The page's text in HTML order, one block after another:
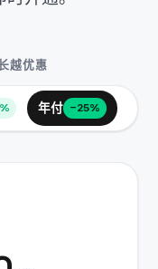
越优惠
年付 −25%